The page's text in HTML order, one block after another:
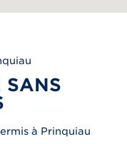
SANS
à Prinquiau